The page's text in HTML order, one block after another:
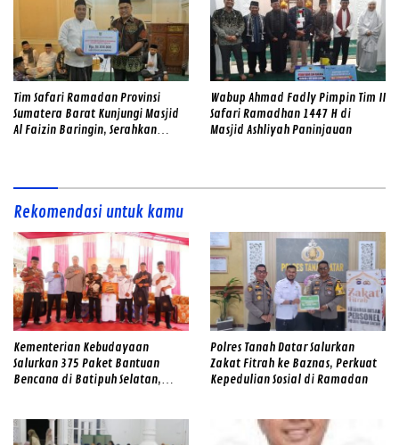
Tim Safari Ramadan Provinsi
Sumatera Barat Kunjungi Masjid
Al Faizin Baringin, Serahkan
Rehabilitasi Jalan
Wabup Ahmad Fadly Pimpin Tim II
Safari Ramadhan 1447 H di
Masjid Ashliyah Paninjauan
Rekomendasi untuk kamu
Kementerian Kebudayaan
Salurkan 375 Paket Bantuan
Bencana di Batipuh Selatan,
Polres Tanah Datar Salurkan
Zakat Fitrah ke Baznas, Perkuat
Kepedulian Sosial di Ramadan